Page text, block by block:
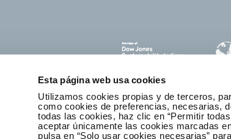
Esta página web usa cookies
Utilizamos cookies propias y de terceros,
como cookies de preferencias, necesarias,
todas las cookies, haz clic en “Permitir
aceptar únicamente las cookies marcadas
pulsa en “Solo usar cookies necesarias”